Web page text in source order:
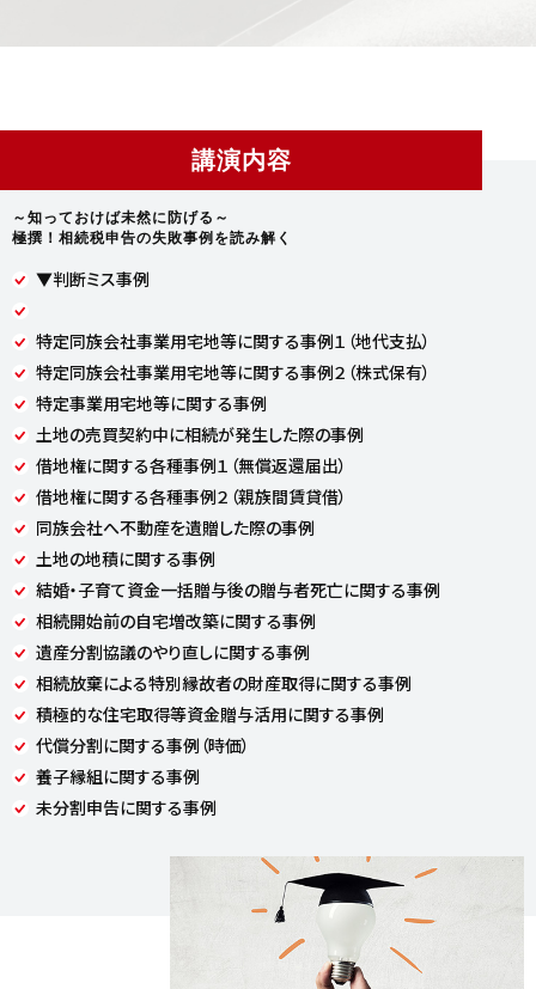
講演内容
～知っておけば未然に防げる～
極撰！相続税申告の失敗事例を読み解く
▼判断ミス事例
特定同族会社事業用宅地等に関する事例１（地代支払）
特定同族会社事業用宅地等に関する事例２（株式保有）
特定事業用宅地等に関する事例
土地の売買契約中に相続が発生した際の事例
借地権に関する各種事例１（無償返還届出）
借地権に関する各種事例２（親族間賃貸借）
同族会社へ不動産を遺贈した際の事例
土地の地積に関する事例
結婚・子育て資金一括贈与後の贈与者死亡に関する事例
相続開始前の自宅増改築に関する事例
遺産分割協議のやり直しに関する事例
相続放棄による特別縁故者の財産取得に関する事例
積極的な住宅取得等資金贈与活用に関する事例
代償分割に関する事例（時価）
養子縁組に関する事例
未分割申告に関する事例